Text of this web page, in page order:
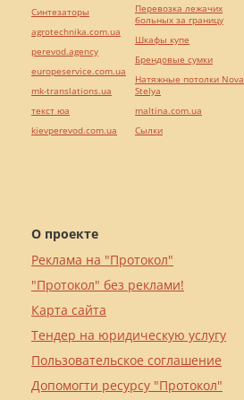
О проекте
Реклама на "Протокол"
"Протокол" без реклами!
Карта сайта
Тендер на юридическую услугу
Пользовательское соглашение
Допомогти ресурсу "Протокол"
Синтезаторы
agrotechnika.com.ua
perevod.agency
europeservice.com.ua
mk-translations.ua
текст юа
kievperevod.com.ua
Перевозка лежачих
больных за границу
Шкафы купе
Брендовые сумки
Натяжные потолки Nova
Stelya
maltina.com.ua
Cылки